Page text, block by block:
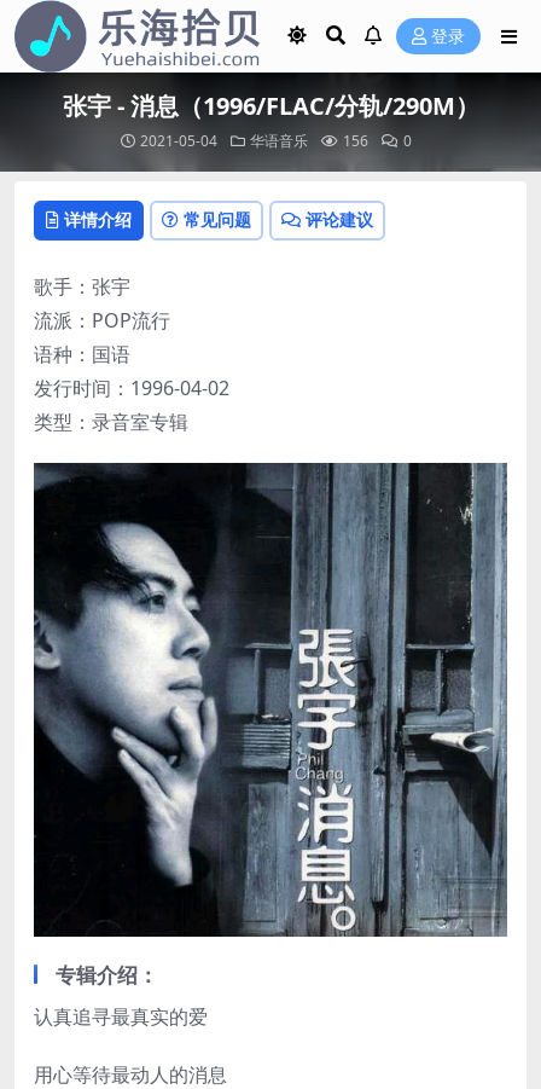
登录
张宇 - 消息（1996/FLAC/分轨/290M）
2021-05-04 华语音乐 156 0
详情介绍 常见问题 评论建议
歌手：张宇
流派：POP流行
语种：国语
发行时间：1996-04-02
类型：录音室专辑
专辑介绍：
认真追寻最真实的爱
用心等待最动人的消息